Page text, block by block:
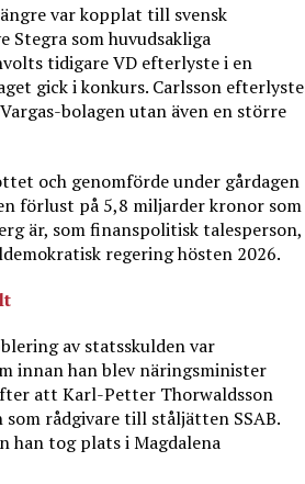
var kopplat till svensk
som huvudsakliga
tidigare VD efterlyste i en
gick i konkurs. Carlsson efterlyste
bolagen utan även en större
och genomförde under gårdagen
förlust på 5,8 miljarder kronor som
är, som finanspolitisk talesperson,
regering hösten 2026.
av statsskulden var
innan han blev näringsminister
att Karl-Petter Thorwaldsson
rådgivare till ståljätten SSAB.
han tog plats i Magdalena